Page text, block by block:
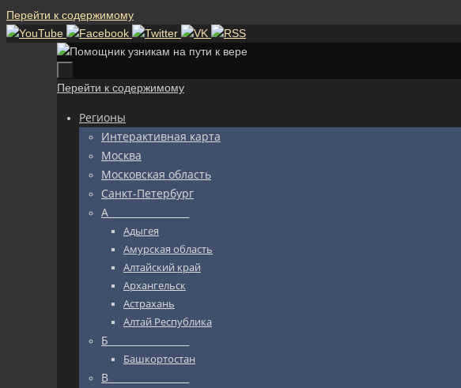
Перейти к содержимому
Перейти к содержимому
Регионы
Интерактивная карта
Москва
Московская область
Санкт-Петербург
А_________________
Адыгея
Амурская область
Алтайский край
Архангельск
Астрахань
Алтай Республика
Б_________________
Башкортостан
В_________________